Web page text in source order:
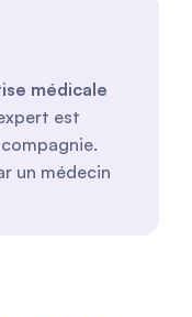
médicale
est
un médecin